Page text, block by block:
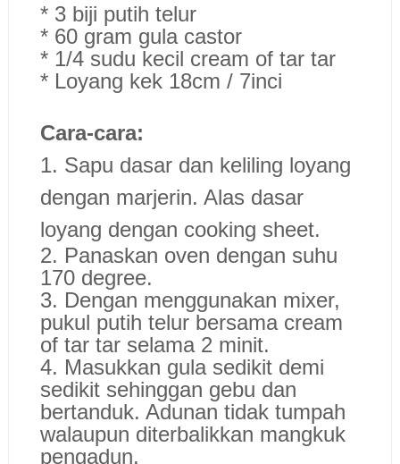
* 3 biji putih telur
* 60 gram gula castor
* 1/4 sudu kecil cream of tar tar
* Loyang kek 18cm / 7inci
Cara-cara:
1. Sapu dasar dan keliling loyang
dengan marjerin. Alas dasar
loyang dengan cooking sheet.
2. Panaskan oven dengan suhu
170 degree.
3. Dengan menggunakan mixer,
pukul putih telur bersama cream
of tar tar selama 2 minit.
4. Masukkan gula sedikit demi
sedikit sehinggan gebu dan
bertanduk. Adunan tidak tumpah
walaupun diterbalikkan mangkuk
pengadun.